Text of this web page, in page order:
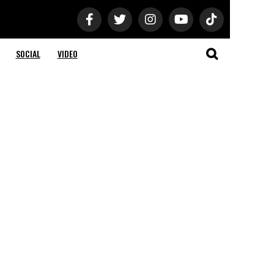
SOCIAL VIDEO